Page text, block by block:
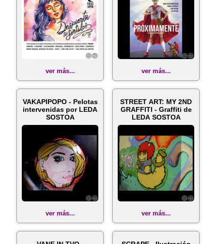
ver más... ver más...
VAKAPIPOPO - Pelotas
intervenidas por LEDA
SOSTOA
ver más...
STREET ART: MY 2ND
GRAFFITI - Graffiti de
LEDA SOSTOA
ver más...